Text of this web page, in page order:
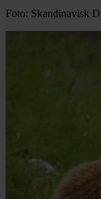
Foto: Skandinavisk